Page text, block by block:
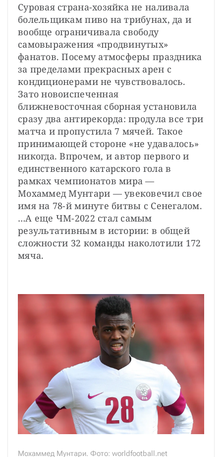
Суровая страна-хозяйка не наливала
болельщикам пиво на трибунах, да и
вообще ограничивала свободу
самовыражения «продвинутых»
фанатов. Посему атмосферы праздника
за пределами прекрасных арен с
кондиционерами не чувствовалось.
Зато новоиспеченная
ближневосточная сборная установила
сразу два антирекорда: продула все три
матча и пропустила 7 мячей. Такое
принимающей стороне «не удавалось»
никогда. Впрочем, и автор первого и
единственного катарского гола в
рамках чемпионатов мира —
Мохаммед Мунтари — увековечил свое
имя на 78-й минуте битвы с Сенегалом.
…А еще ЧМ-2022 стал самым
результативным в истории: в общей
сложности 32 команды наколотили 172
мяча.
Мохаммед Мунтари. Фото: worldfootball.net